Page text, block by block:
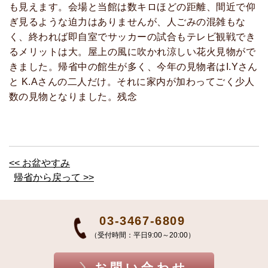
も見えます。会場と当館は数キロほどの距離、間近で仰
ぎ見るような迫力はありませんが、人ごみの混雑もな
く、終われば即自室でサッカーの試合もテレビ観戦でき
るメリットは大。屋上の風に吹かれ涼しい花火見物がで
きました。帰省中の館生が多く、今年の見物者はI.Yさん
と K.Aさんの二人だけ。それに家内が加わってごく少人
数の見物となりました。残念
<< お盆やすみ
帰省から戻って >>
03-3467-6809
（受付時間：平日9:00～20:00）